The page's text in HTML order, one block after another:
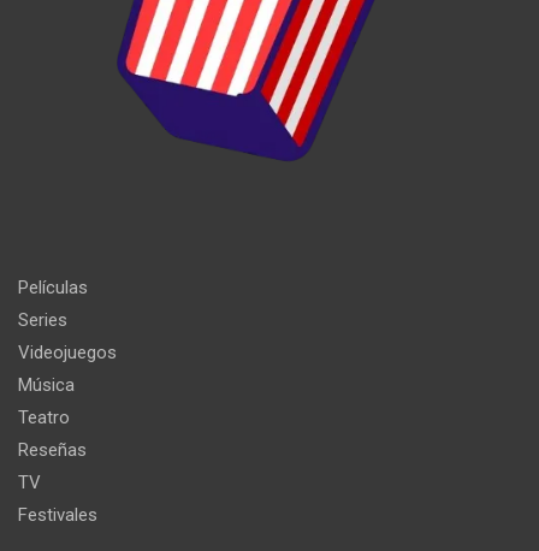
Películas
Series
Videojuegos
Música
Teatro
Reseñas
TV
Festivales